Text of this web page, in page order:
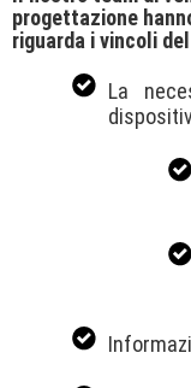
progettazione
riguarda i vincoli
La